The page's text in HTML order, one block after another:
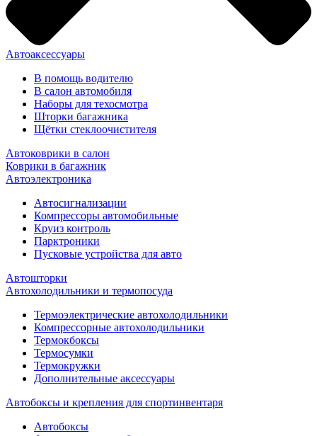
Автоаксессуары
В помощь водителю
В салон автомобиля
Наборы для техосмотра
Шторки багажника
Щётки стеклоочистителя
Автоковрики в салон
Коврики в багажник
Автоэлектроника
Автосигнализации
Компрессоры автомобильные
Круиз контроль
Парктроники
Пусковые устройства для авто
Автошторки
Автохолодильники и термопосуда
Термоэлектрические автохолодильники
Компрессорные автохолодильники
Термокбоксы
Термосумки
Термокружки
Дополнительные аксессуары
Автобоксы и крепления для спортинвентаря
Автобоксы